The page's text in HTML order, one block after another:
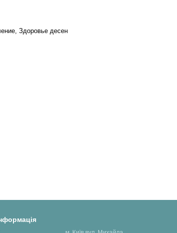
Здоровье десен